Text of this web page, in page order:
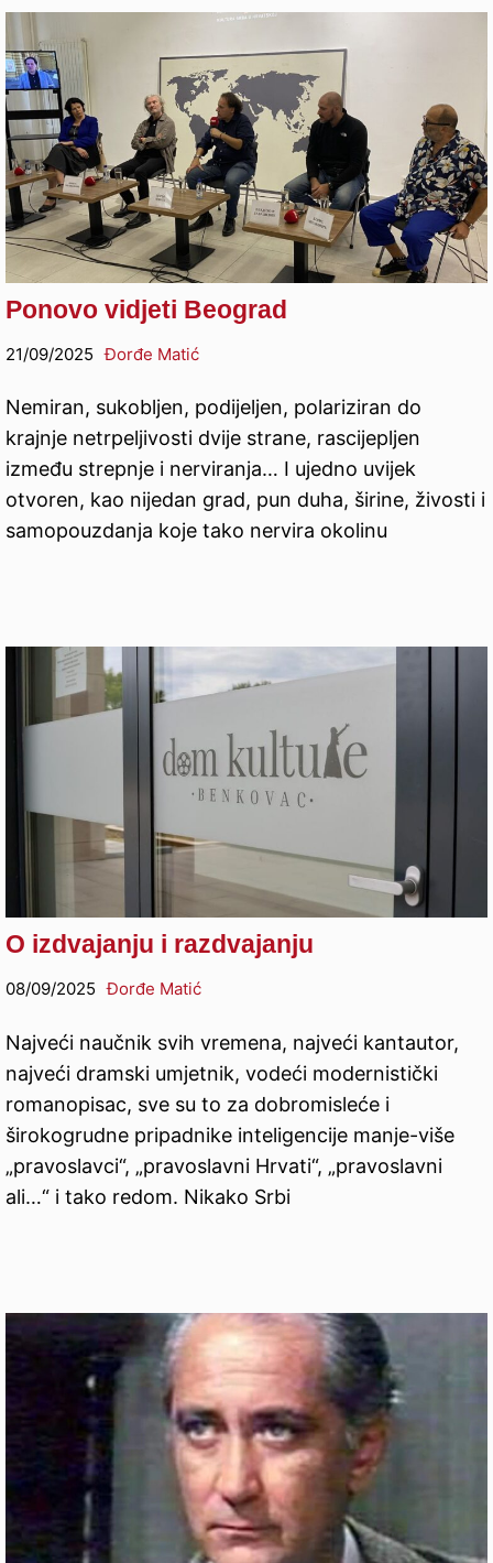
Ponovo vidjeti Beograd
21/09/2025 Đorđe Matić
Nemiran, sukobljen, podijeljen, polariziran do
krajnje netrpeljivosti dvije strane, rascijepljen
između strepnje i nerviranja… I ujedno uvijek
otvoren, kao nijedan grad, pun duha, širine, živosti i
samopouzdanja koje tako nervira okolinu
O izdvajanju i razdvajanju
08/09/2025 Đorđe Matić
Najveći naučnik svih vremena, najveći kantautor,
najveći dramski umjetnik, vodeći modernistički
romanopisac, sve su to za dobromisleće i
širokogrudne pripadnike inteligencije manje-više
„pravoslavci“, „pravoslavni Hrvati“, „pravoslavni
ali…“ i tako redom. Nikako Srbi